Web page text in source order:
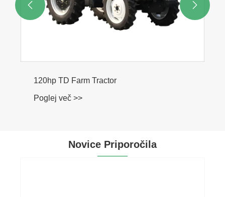
120hp TD Farm Tractor
Poglej več >>
 
Novice Priporočila